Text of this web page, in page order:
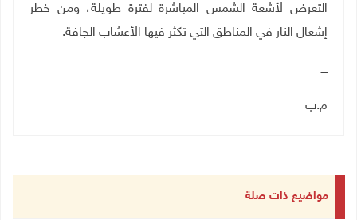
التعرض لأشعة الشمس المباشرة لفترة طويلة، ومن خطر
إشعال النار في المناطق التي تكثر فيها الأعشاب الجافة.
ــــ
م.ب
مواضيع ذات صلة